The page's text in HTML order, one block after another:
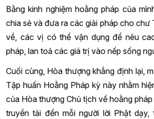
Bằng kinh nghiệm hoằng pháp của
chia sẻ và đưa ra các giải pháp cho chư
về, các vị có thể vận dụng để nêu
pháp, lan toả các giá trị vào nếp sống
Cuối cùng, Hòa thượng khẳng định lại,
Tập huấn Hoằng Pháp kỳ này nhằm
của Hòa thượng Chủ tịch về hoằng
truyền tải đến mỗi người lời Phật dạy,